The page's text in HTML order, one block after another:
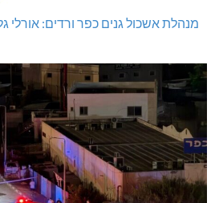
מנהלת אשכול גנים כפר ורדים: אורלי